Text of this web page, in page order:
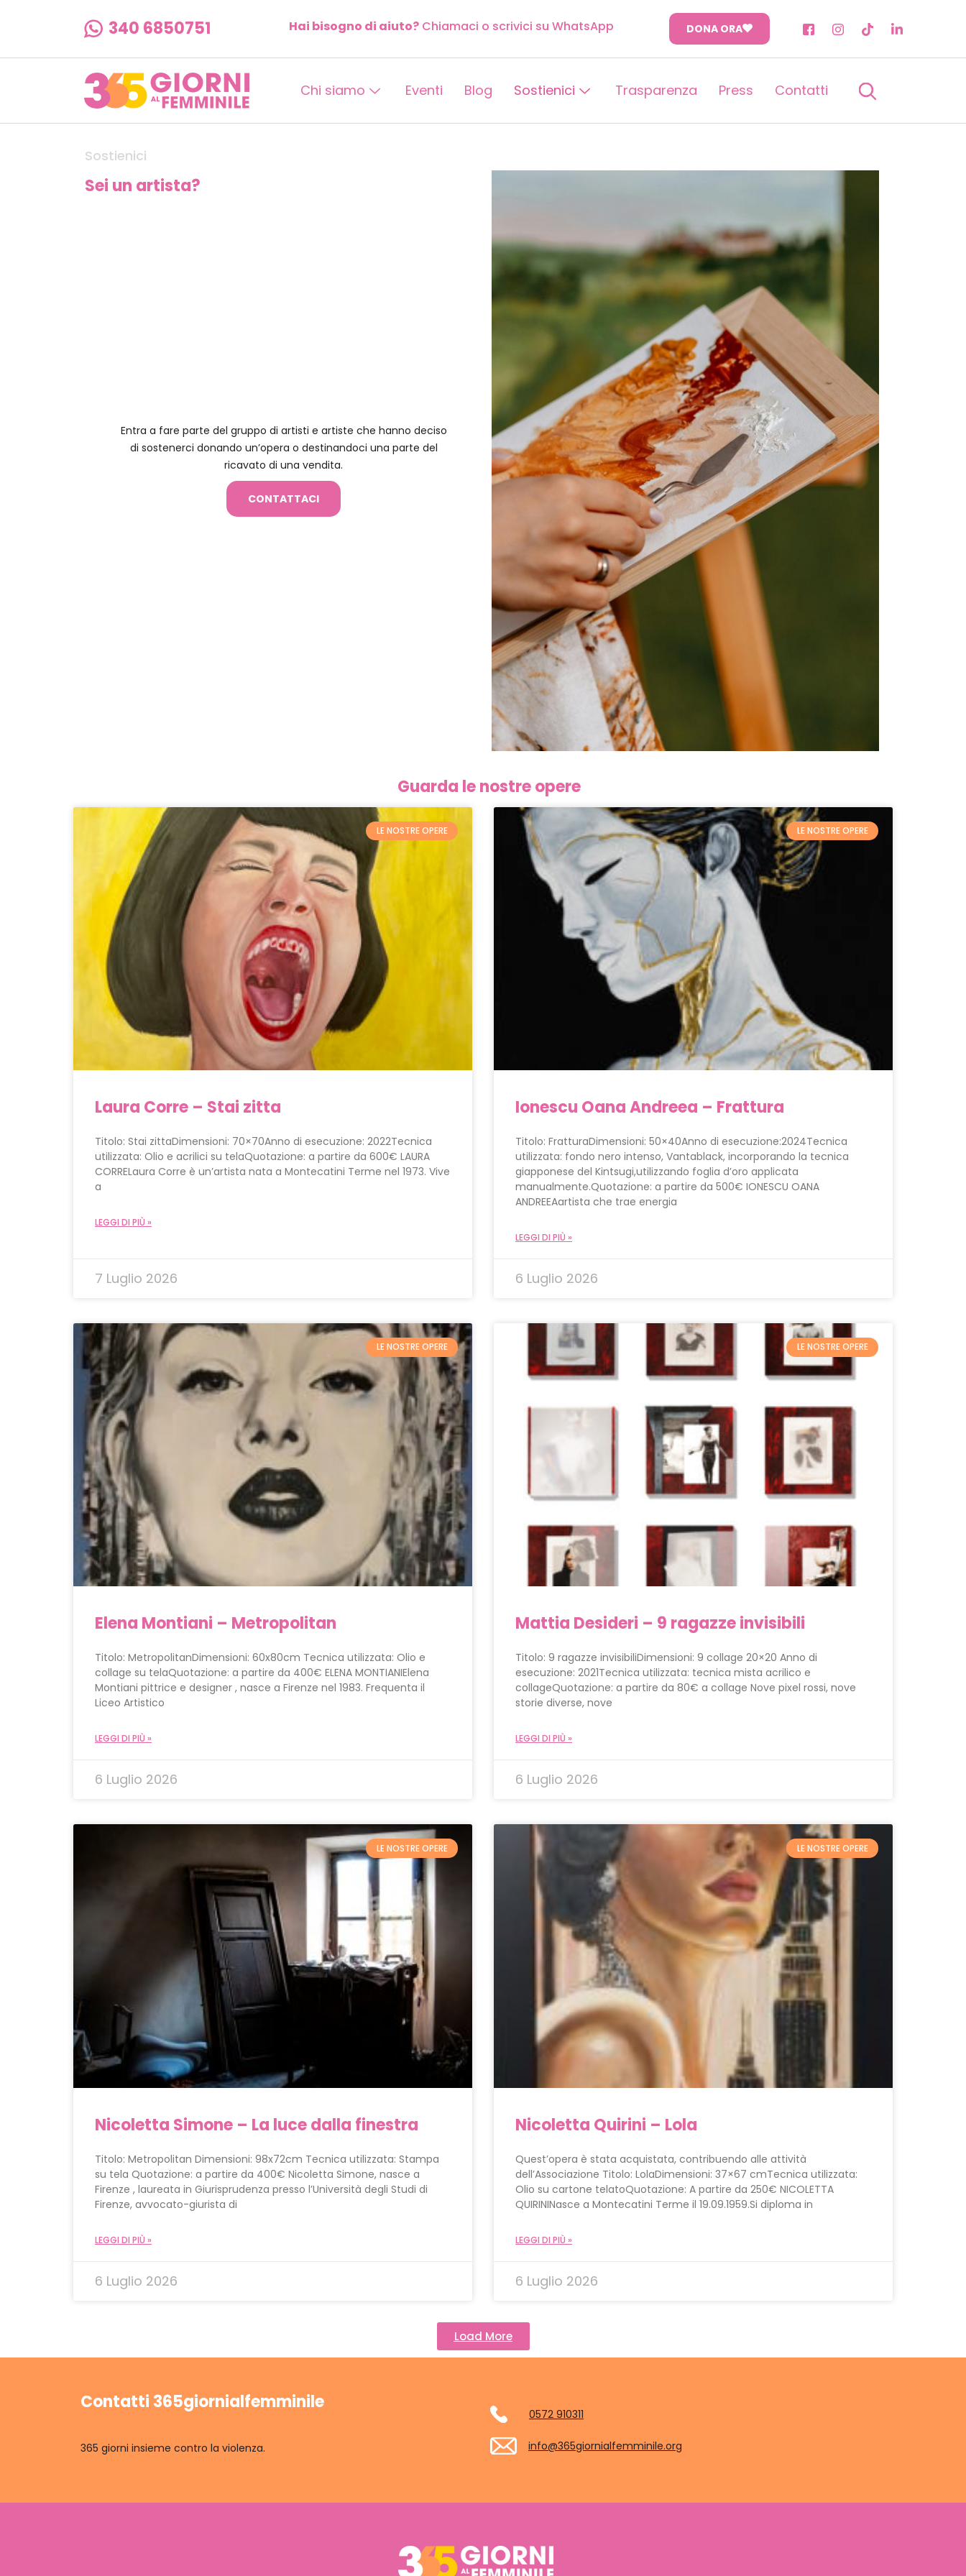
340 6850751 Hai bisogno di aiuto? Chiamaci o scrivici su WhatsApp DONA ORA
Chi siamo Eventi Blog Sostienici Trasparenza Press Contatti
Sostienici
Sei un artista?
Entra a fare parte del gruppo di artisti e artiste che hanno deciso
di sostenerci donando un’opera o destinandoci una parte del
ricavato di una vendita.
CONTATTACI
Guarda le nostre opere
LE NOSTRE OPERE
Laura Corre – Stai zitta
Titolo: Stai zittaDimensioni: 70×70Anno di esecuzione: 2022Tecnica
utilizzata: Olio e acrilici su telaQuotazione: a partire da 600€ LAURA
CORRELaura Corre è un’artista nata a Montecatini Terme nel 1973. Vive
a
LEGGI DI PIÙ »
7 Luglio 2026
LE NOSTRE OPERE
Ionescu Oana Andreea – Frattura
Titolo: FratturaDimensioni: 50×40Anno di esecuzione:2024Tecnica
utilizzata: fondo nero intenso, Vantablack, incorporando la tecnica
giapponese del Kintsugi,utilizzando foglia d’oro applicata
manualmente.Quotazione: a partire da 500€ IONESCU OANA
ANDREEAartista che trae energia
LEGGI DI PIÙ »
6 Luglio 2026
LE NOSTRE OPERE
Elena Montiani – Metropolitan
Titolo: MetropolitanDimensioni: 60x80cm Tecnica utilizzata: Olio e
collage su telaQuotazione: a partire da 400€ ELENA MONTIANIElena
Montiani pittrice e designer , nasce a Firenze nel 1983. Frequenta il
Liceo Artistico
LEGGI DI PIÙ »
6 Luglio 2026
LE NOSTRE OPERE
Mattia Desideri – 9 ragazze invisibili
Titolo: 9 ragazze invisibiliDimensioni: 9 collage 20×20 Anno di
esecuzione: 2021Tecnica utilizzata: tecnica mista acrilico e
collageQuotazione: a partire da 80€ a collage Nove pixel rossi, nove
storie diverse, nove
LEGGI DI PIÙ »
6 Luglio 2026
LE NOSTRE OPERE
Nicoletta Simone – La luce dalla finestra
Titolo: Metropolitan Dimensioni: 98x72cm Tecnica utilizzata: Stampa
su tela Quotazione: a partire da 400€ Nicoletta Simone, nasce a
Firenze , laureata in Giurisprudenza presso l’Università degli Studi di
Firenze, avvocato-giurista di
LEGGI DI PIÙ »
6 Luglio 2026
LE NOSTRE OPERE
Nicoletta Quirini – Lola
Quest’opera è stata acquistata, contribuendo alle attività
dell’Associazione Titolo: LolaDimensioni: 37×67 cmTecnica utilizzata:
Olio su cartone telatoQuotazione: A partire da 250€ NICOLETTA
QUIRININasce a Montecatini Terme il 19.09.1959.Si diploma in
LEGGI DI PIÙ »
6 Luglio 2026
Load More
Contatti 365giornialfemminile
365 giorni insieme contro la violenza.
0572 910311
info@365giornialfemminile.org